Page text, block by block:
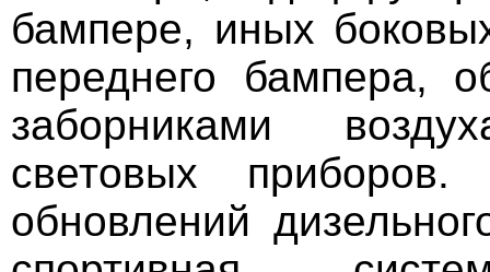
бампере, иных
переднего бампера,
заборниками
световых
обновлений